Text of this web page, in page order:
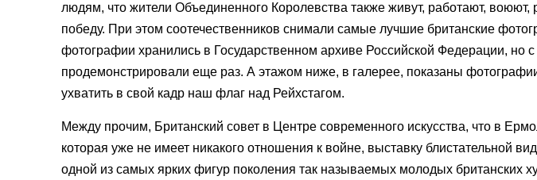
людям, что жители Объединенного Королевства также живут, работают, воюют,
победу. При этом соотечественников снимали самые лучшие британские
фотографии хранились в Государственном архиве Российской Федерации, но
продемонстрировали еще раз. А этажом ниже, в галерее, показаны
ухватить в свой кадр наш флаг над Рейхстагом.
Между прочим, Британский совет в Центре современного искусства, что в
которая уже не имеет никакого отношения к войне, выставку блистательной
одной из самых ярких фигур поколения так называемых молодых британских